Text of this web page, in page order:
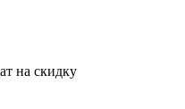
на скидку